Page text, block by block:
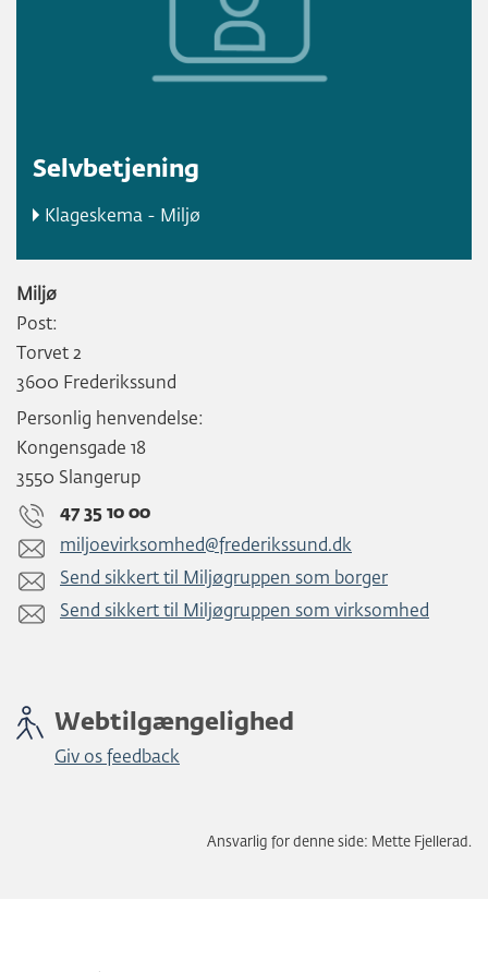
Selvbetjening
Klageskema - Miljø
Miljø
Post:
Torvet 2
3600 Frederikssund
Personlig henvendelse:
Kongensgade 18
3550 Slangerup
47 35 10 00
miljoevirksomhed@frederikssund.dk
Send sikkert til Miljøgruppen som borger
Send sikkert til Miljøgruppen som virksomhed
Webtilgængelighed
Giv os feedback
Ansvarlig for denne side: Mette Fjellerad.